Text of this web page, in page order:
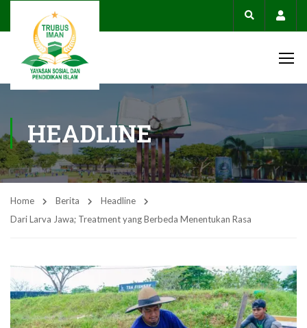
HEADLINE
Home Berita
Headline
Dari Larva Jawa; Treatment yang Berbeda Menentukan Rasa